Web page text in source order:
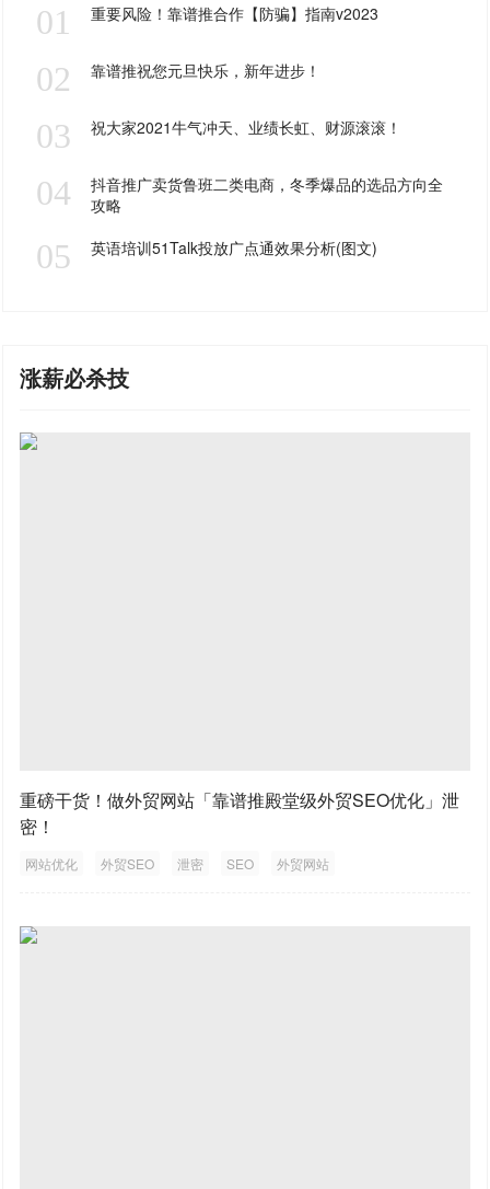
01 重要风险！靠谱推合作【防骗】指南v2023
02 靠谱推祝您元旦快乐，新年进步！
03 祝大家2021牛气冲天、业绩长虹、财源滚滚！
04
抖音推广卖货鲁班二类电商，冬季爆品的选品方向全
攻略
05 英语培训51Talk投放广点通效果分析(图文)
涨薪必杀技
重磅干货！做外贸网站「靠谱推殿堂级外贸SEO优化」泄
密！
网站优化 外贸SEO 泄密 SEO 外贸网站